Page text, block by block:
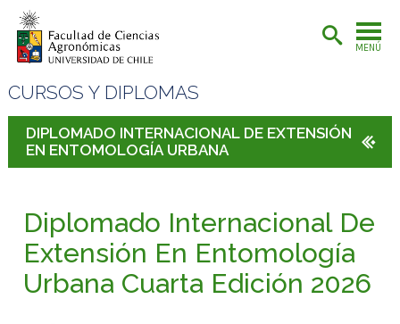
MENÚ
CURSOS Y DIPLOMAS
DIPLOMADO INTERNACIONAL DE EXTENSIÓN
EN ENTOMOLOGÍA URBANA
Diplomado Internacional De
Extensión En Entomología
Urbana Cuarta Edición 2026